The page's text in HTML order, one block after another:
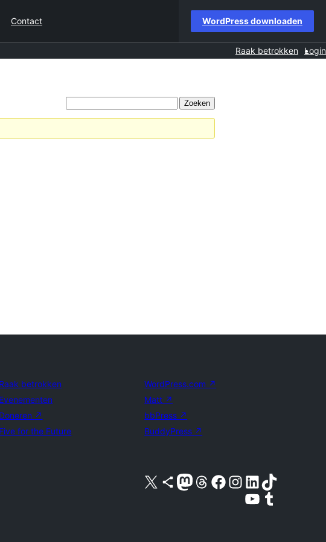
Contact WordPress downloaden
Raak betrokken Login
Raak betrokken
Evenementen
Doneren ↗
Five for the Future
WordPress.com ↗
Matt ↗
bbPress ↗
BuddyPress ↗
Bezoek ons X (voorheen Twitter) account
Bezoek ons Bluesky account
Bezoek ons Mastodon account
Bezoek ons Threads account
Onze Facebook pagina bezoeken
Bezoek ons Instagram account
Bezoek ons LinkedIn account
Bezoek ons TikTok account
Bezoek ons YouTube kanaalBezoek ons Tumblr account